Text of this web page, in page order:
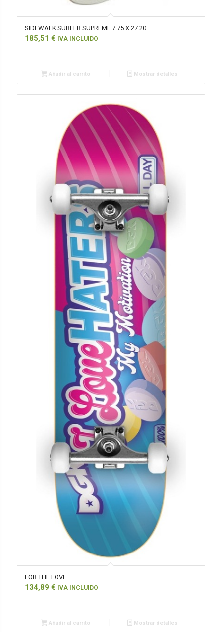
SIDEWALK SURFER SUPREME 7.75 X 27.20
185,51 € IVA INCLUIDO
Añadir al carrito Mostrar detalles
FOR THE LOVE
134,89 € IVA INCLUIDO
Añadir al carrito Mostrar detalles